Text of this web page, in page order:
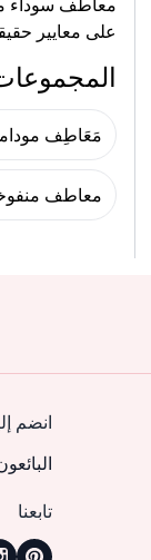
معاطف سوداء
على معايير
مَعَاطِف
معاطف
انضم
تابعنا